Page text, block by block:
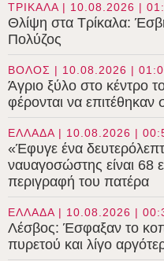
ΤΡΙΚΑΛΑ | 10.08.2026 |
Θλίψη στα Τρίκαλα:
Πολύζος
ΒΟΛΟΣ | 10.08.2026 |
Άγριο ξύλο στο κέντρο
φέρονται να επιτέθηκαν
ΕΛΛΑΔΑ | 10.08.2026 |
«Έφυγε ένα
ναυαγοσώστης είναι 68
περιγραφή του πατέρα
ΕΛΛΑΔΑ | 10.08.2026 |
Λέσβος: Έσφαξαν το
πυρετού και λίγο